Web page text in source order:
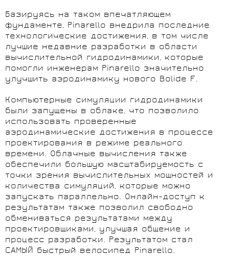
Базируясь на таком впечатляющем
фундаменте, Pinarello внедрила последние
технологические достижения, в том числе
лучшие недавние разработки в области
вычислительной гидродинамики, которые
помогли инженерам Pinarello значительно
улучшить аэродинамику нового Bolide F.
Компьютерные симуляции гидродинамики
были запущены в облаке, что позволило
использовать проверенные
аэродинамические достижения в процессе
проектирования в режиме реального
времени. Облачные вычисления также
обеспечили большую масштабируемость с
точки зрения вычислительных мощностей и
количества симуляций, которые можно
запускать параллельно. Онлайн-доступ к
результатам также позволил свободно
обмениваться результатами между
проектировщиками, улучшая общение и
процесс разработки. Результатом стал
САМЫЙ быстрый велосипед Pinarello.